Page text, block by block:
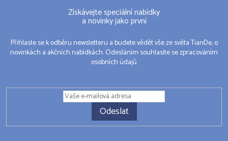
Získávejte speciální nabídky
a novinky jako první
Přihlaste se k odběru newsletteru a budete vědět vše ze světa TianDe, o
novinkách a akčních nabídkách. Odesláním souhlasíte se zpracováním
osobních údajů.
Odeslat